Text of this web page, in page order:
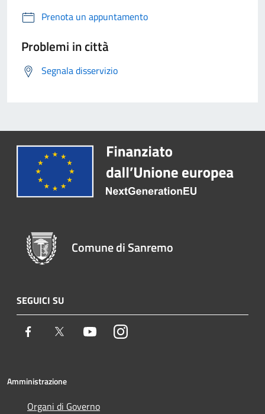
Prenota un appuntamento
Problemi in città
Segnala disservizio
Comune di Sanremo
SEGUICI SU
Facebook Twitter YoutubeInstagram
Amministrazione
Organi di Governo